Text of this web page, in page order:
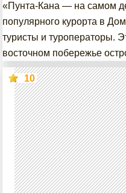
«Пунта-Кана — на самом
популярного курорта в
туристы и туроператоры.
восточном побережье
10